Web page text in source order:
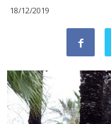
18/12/2019